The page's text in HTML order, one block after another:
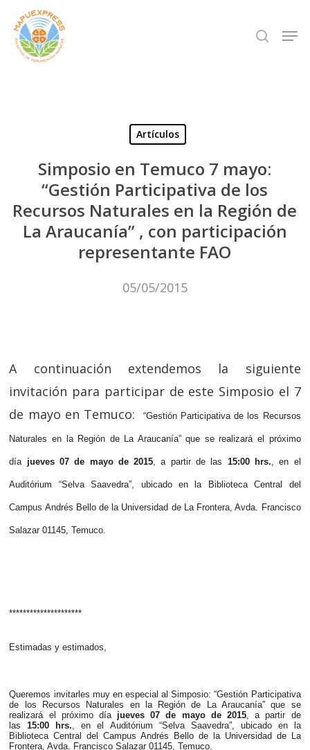
Skip
main
search
Artículos
Simposio en Temuco 7 mayo:
“Gestión Participativa de los
Recursos Naturales en la Región de
La Araucanía” , con participación
representante FAO
05/05/2015
A continuación extendemos la siguiente
invitación para participar de este Simposio el 7
de mayo en Temuco:
“Gestión Participativa de los Recursos
Naturales en la Región de La Araucanía” que se realizará el próximo
día jueves 07 de mayo de 2015, a partir de las 15:00 hrs., en el
Auditórium “Selva Saavedra”, ubicado en la Biblioteca Central del
Campus Andrés Bello de la Universidad de La Frontera, Avda. Francisco
Salazar 01145, Temuco.
*********************
Estimadas y estimados,
Queremos invitarles muy en especial alSimposio: “Gestión Participativa
de los Recursos Naturales en la Región de La Araucanía” que se
realizará el próximo día jueves 07 de mayo de 2015, a partir de
las15:00 hrs., en el Auditórium “Selva Saavedra”, ubicado en la
Biblioteca Central del Campus Andrés Bello de la Universidad de La
Frontera, Avda. Francisco Salazar 01145, Temuco.
Close